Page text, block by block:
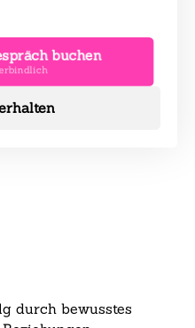
buchen
durch bewusstes